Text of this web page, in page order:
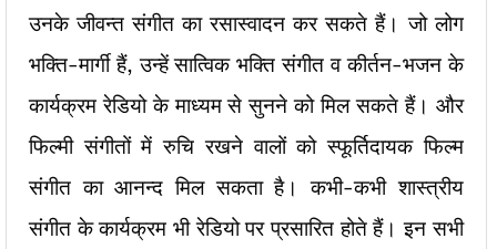
उनके जीवन्त संगीत का रसास्वादन कर सकते हैं। जो लोग
भक्ति-मार्गी हैं, उन्हें सात्विक भक्ति संगीत व कीर्तन-भजन के
कार्यक्रम रेडियो के माध्यम से सुनने को मिल सकते हैं। और
फिल्मी संगीतों में रुचि रखने वालों को स्फूर्तिदायक फिल्म
संगीत का आनन्द मिल सकता है। कभी-कभी शास्त्रीय
संगीत के कार्यक्रम भी रेडियो पर प्रसारित होते हैं। इन सभी